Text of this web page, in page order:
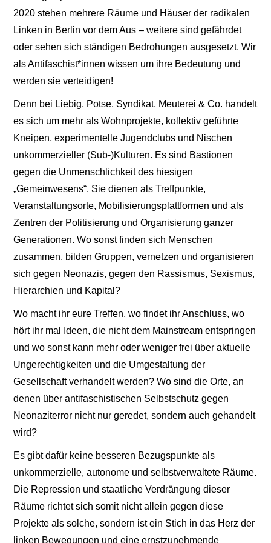
2020 stehen mehrere Räume und Häuser der radikalen
Linken in Berlin vor dem Aus – weitere sind gefährdet
oder sehen sich ständigen Bedrohungen ausgesetzt. Wir
als Antifaschist*innen wissen um ihre Bedeutung und
werden sie verteidigen!
Denn bei Liebig, Potse, Syndikat, Meuterei & Co. handelt
es sich um mehr als Wohnprojekte, kollektiv geführte
Kneipen, experimentelle Jugendclubs und Nischen
unkommerzieller (Sub-)Kulturen. Es sind Bastionen
gegen die Unmenschlichkeit des hiesigen
„Gemeinwesens“. Sie dienen als Treffpunkte,
Veranstaltungsorte, Mobilisierungsplattformen und als
Zentren der Politisierung und Organisierung ganzer
Generationen. Wo sonst finden sich Menschen
zusammen, bilden Gruppen, vernetzen und organisieren
sich gegen Neonazis, gegen den Rassismus, Sexismus,
Hierarchien und Kapital?
Wo macht ihr eure Treffen, wo findet ihr Anschluss, wo
hört ihr mal Ideen, die nicht dem Mainstream entspringen
und wo sonst kann mehr oder weniger frei über aktuelle
Ungerechtigkeiten und die Umgestaltung der
Gesellschaft verhandelt werden? Wo sind die Orte, an
denen über antifaschistischen Selbstschutz gegen
Neonaziterror nicht nur geredet, sondern auch gehandelt
wird?
Es gibt dafür keine besseren Bezugspunkte als
unkommerzielle, autonome und selbstverwaltete Räume.
Die Repression und staatliche Verdrängung dieser
Räume richtet sich somit nicht allein gegen diese
Projekte als solche, sondern ist ein Stich in das Herz der
linken Bewegungen und eine ernstzunehmende